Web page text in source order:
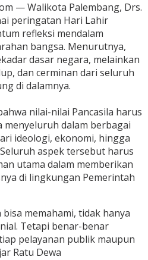
— Walikota Palembang, Drs.
peringatan Hari Lahir
refleksi mendalam
bangsa. Menurutnya,
dasar negara, melainkan
dan cerminan dari seluruh
di dalamnya.
nilai-nilai Pancasila harus
menyeluruh dalam berbagai
ideologi, ekonomi, hingga
aspek tersebut harus
utama dalam memberikan
di lingkungan Pemerintah
memahami, tidak hanya
Tetapi benar-benar
pelayanan publik maupun
Ratu Dewa